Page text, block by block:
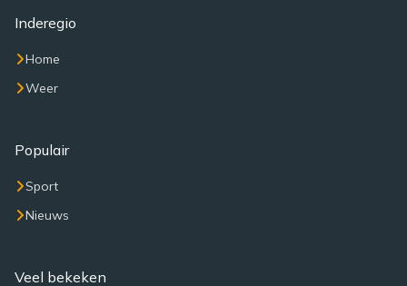
Inderegio
Home
Weer
Populair
Sport
Nieuws
Veel bekeken